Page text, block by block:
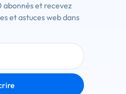
abonnés et recevez
et astuces web dans